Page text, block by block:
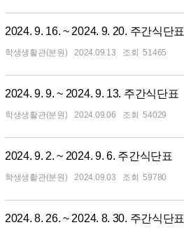
2024. 9. 16. ~ 2024. 9. 20. 주간식단표
학생생활관(분원) 2024.09.13 51465
2024. 9. 9. ~ 2024. 9. 13. 주간식단표
학생생활관(분원) 2024.09.06 54029
2024. 9. 2. ~ 2024. 9. 6. 주간식단표
학생생활관(분원) 2024.09.03 59780
2024. 8. 26. ~ 2024. 8. 30. 주간식단표